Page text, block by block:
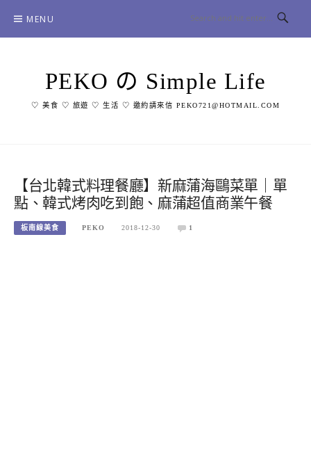
content
MENU
PEKO の Simple Life
♡ 美食 ♡ 旅遊 ♡ 生活 ♡ 邀約請來信 PEKO721@HOTMAIL.COM
【台北韓式料理餐廳】新麻蒲海鷗菜單｜單
點、韓式烤肉吃到飽、麻蒲超值商業午餐
板南線美食 PEKO 2018-12-30 1